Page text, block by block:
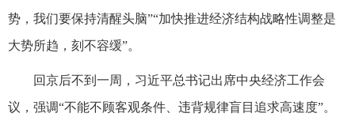
势，我们要保持清醒头脑”“加快推进经济结构战略性调整是
大势所趋，刻不容缓”。
回京后不到一周，习近平总书记出席中央经济工作会
议，强调“不能不顾客观条件、违背规律盲目追求高速度”。